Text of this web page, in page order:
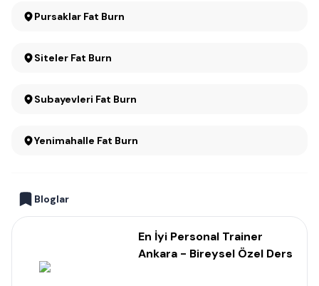
Pursaklar Fat Burn
Siteler Fat Burn
Subayevleri Fat Burn
Yenimahalle Fat Burn
Bloglar
En İyi Personal Trainer
Ankara - Bireysel Özel Ders